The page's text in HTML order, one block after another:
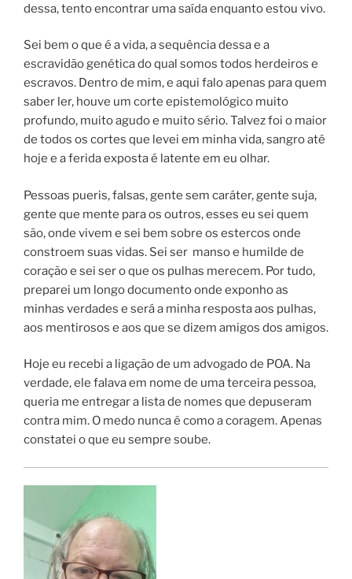
dessa, tento encontrar uma saída enquanto estou vivo.
Sei bem o que é a vida, a sequência dessa e a
escravidão genética do qual somos todos herdeiros e
escravos. Dentro de mim, e aqui falo apenas para quem
saber ler, houve um corte epistemológico muito
profundo, muito agudo e muito sério. Talvez foi o maior
de todos os cortes que levei em minha vida, sangro até
hoje e a ferida exposta é latente em eu olhar.
Pessoas pueris, falsas, gente sem caráter, gente suja,
gente que mente para os outros, esses eu sei quem
são, onde vivem e sei bem sobre os estercos onde
constroem suas vidas. Sei ser manso e humilde de
coração e sei ser o que os pulhas merecem. Por tudo,
preparei um longo documento onde exponho as
minhas verdades e será a minha resposta aos pulhas,
aos mentirosos e aos que se dizem amigos dos amigos.
Hoje eu recebi a ligação de um advogado de POA. Na
verdade, ele falava em nome de uma terceira pessoa,
queria me entregar a lista de nomes que depuseram
contra mim. O medo nunca é como a coragem. Apenas
constatei o que eu sempre soube.